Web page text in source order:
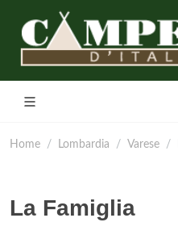
Home Lombardia Varese
La Famiglia